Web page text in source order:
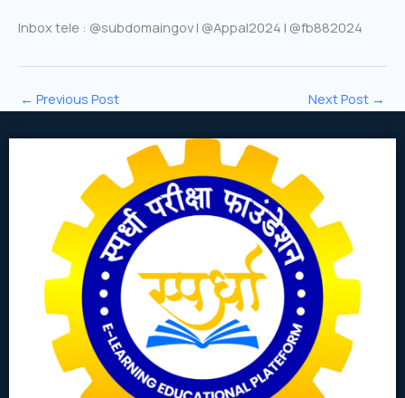
Inbox tele : @subdomaingov | @Appal2024 | @fb882024
← Previous Post Next Post →